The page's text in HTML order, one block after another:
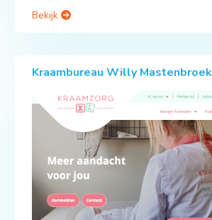
Bekijk
Kraambureau Willy Mastenbroek